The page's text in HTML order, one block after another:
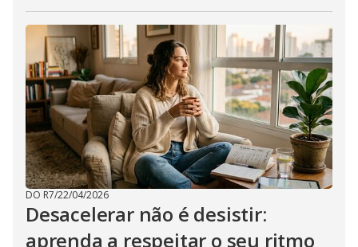
DO R7/22/04/2026
Desacelerar não é desistir:
aprenda a respeitar o seu ritmo